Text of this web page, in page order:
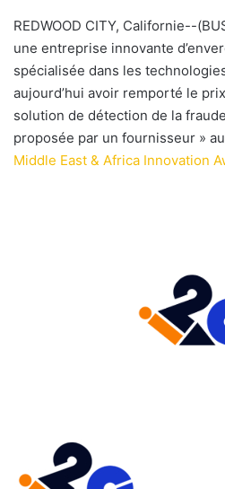
o
y
e
e
REDWOOD CITY, Californie--
une entreprise innovante
spécialisée dans les
aujourd’hui avoir remporté le
solution de détection de la
proposée par un fournisseur »
Middle East & Africa Innovation